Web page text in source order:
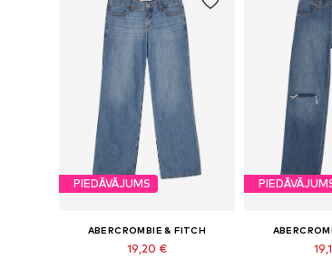
PIEDĀVĀJUMS
ABERCROMBIE & FITCH
19,20 €